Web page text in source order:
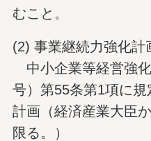
むこと。
(2) 事業継続力強化計
中小企業等経営強
号）第55条第1項に
計画（経済産業大臣
限る。）